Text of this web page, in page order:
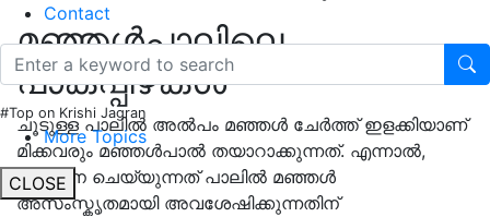
Contact
#Top on Krishi Jagran
More Topics
CLOSE
മഞ്ഞൾപാലിലെ
പാകപ്പിഴകൾ
ചൂടുള്ള പാലിൽ അൽപം മഞ്ഞൾ ചേർത്ത് ഇളക്കിയാണ്
മിക്കവരും മഞ്ഞൾപാല്‍ തയാറാക്കുന്നത്. എന്നാല്‍,
ഇങ്ങനെ ചെയ്യുന്നത് പാലില്‍ മഞ്ഞള്‍
അസംസ്കൃതമായി അവശേഷിക്കുന്നതിന്